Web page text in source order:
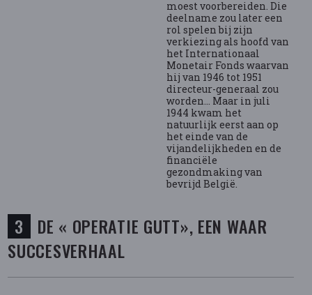
moest voorbereiden. Die
deelname zou later een
rol spelen bij zijn
verkiezing als hoofd van
het Internationaal
Monetair Fonds waarvan
hij van 1946 tot 1951
directeur-generaal zou
worden… Maar in juli
1944 kwam het
natuurlijk eerst aan op
het einde van de
vijandelijkheden en de
financiële
gezondmaking van
bevrijd België.
DE « OPERATIE GUTT», EEN WAAR
SUCCESVERHAAL